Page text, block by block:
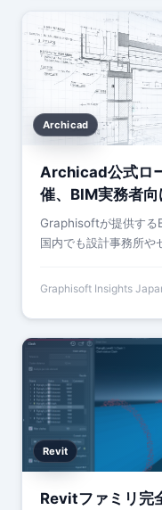
Archicad
Archicad公式ロ
催、BIM実務者
Graphisoftが提供する
国内でも設計事務所や
つきがあるのが実…
Graphisoft Insights
Revit
Revitファミリ完